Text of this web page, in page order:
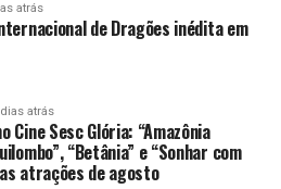
epidemia de cegueira que se
cidade. Tudo começa
a visão de forma repentina no
atinge outras pessoas e
as relações humanas,
como solidariedade,
atrás
de Dragões inédita em
atrás
Cine Sesc Glória: “Amazônia
“Betânia” e “Sonhar com
atrações de agosto